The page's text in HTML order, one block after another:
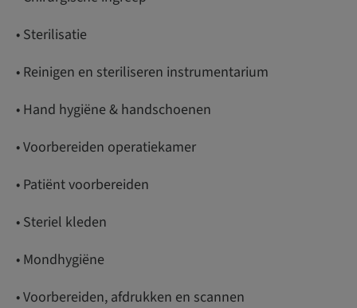
• Sterilisatie
• Reinigen en steriliseren instrumentarium
• Hand hygiëne & handschoenen
• Voorbereiden operatiekamer
• Patiënt voorbereiden
• Steriel kleden
• Mondhygiëne
• Voorbereiden, afdrukken en scannen